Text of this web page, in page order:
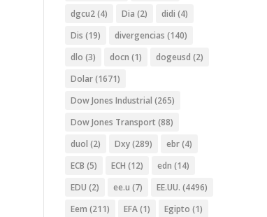
dgcu2(4) Dia (2) didi (4)
Dis (19) divergencias (140)
dlo (3) docn (1) dogeusd (2)
Dolar(1671)
Dow Jones Industrial (265)
Dow Jones Transport (88)
duol (2) Dxy(289) ebr(4)
ECB (5) ECH (12) edn (14)
EDU (2) ee.u (7) EE.UU. (4496)
Eem (211) EFA(1) Egipto (1)